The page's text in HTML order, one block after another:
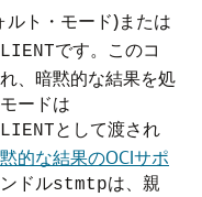
ルト・モード)または
です。このコ
、暗黙的な結果を処
ードは
として渡され
黙的な結果のOCIサポ
ドルstmtpは、親